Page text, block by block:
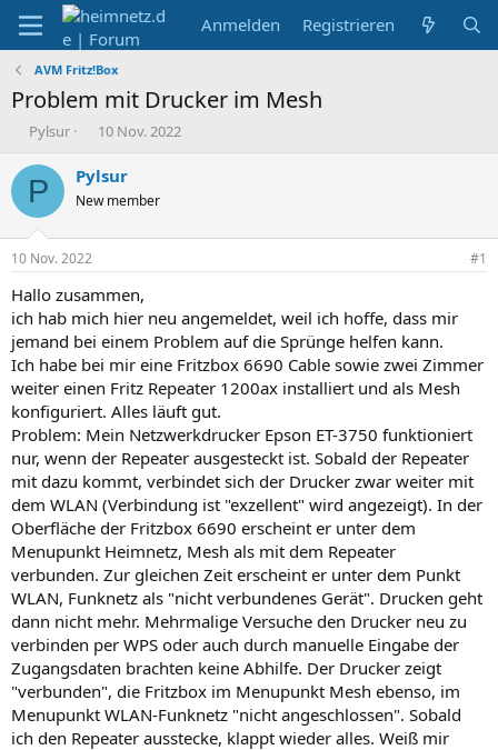
Anmelden Registrieren
AVM Fritz!Box
Problem mit Drucker im Mesh
E
s
e
r
Pylsur
E
s
e
t
a
m
10 Nov. 2022
P Pylsur
New member
10 Nov. 2022 #1
Hallo zusammen,
ich hab mich hier neu angemeldet, weil ich hoffe, dass mir
jemand bei einem Problem auf die Sprünge helfen kann.
Ich habe bei mir eine Fritzbox 6690 Cable sowie zwei Zimmer
weiter einen Fritz Repeater 1200ax installiert und als Mesh
konfiguriert. Alles läuft gut.
Problem: Mein Netzwerkdrucker Epson ET-3750 funktioniert
nur, wenn der Repeater ausgesteckt ist. Sobald der Repeater
mit dazu kommt, verbindet sich der Drucker zwar weiter mit
dem WLAN (Verbindung ist "exzellent" wird angezeigt). In der
Oberfläche der Fritzbox 6690 erscheint er unter dem
Menupunkt Heimnetz, Mesh als mit dem Repeater
verbunden. Zur gleichen Zeit erscheint er unter dem Punkt
WLAN, Funknetz als "nicht verbundenes Gerät". Drucken geht
dann nicht mehr. Mehrmalige Versuche den Drucker neu zu
verbinden per WPS oder auch durch manuelle Eingabe der
Zugangsdaten brachten keine Abhilfe. Der Drucker zeigt
"verbunden", die Fritzbox im Menupunkt Mesh ebenso, im
Menupunkt WLAN-Funknetz "nicht angeschlossen". Sobald
ich den Repeater ausstecke, klappt wieder alles. Weiß mir